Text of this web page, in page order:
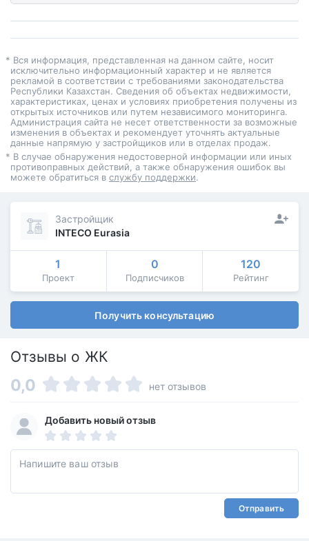
* Вся информация, представленная на данном сайте, носит
исключительно информационный характер и не является
рекламой в соответствии с требованиями законодательства
Республики Казахстан. Сведения об объектах недвижимости,
характеристиках, ценах и условиях приобретения получены из
открытых источников или путем независимого мониторинга.
Администрация сайта не несет ответственности за возможные
изменения в объектах и рекомендует уточнять актуальные
данные напрямую у застройщиков или в отделах продаж.
* В случае обнаружения недостоверной информации или иных
противоправных действий, а также обнаружения ошибок вы
можете обратиться в службу поддержки.
Застройщик
INTECO Eurasia
1
Проект
0
Подписчиков
120
Рейтинг
Получить консультацию
Отзывы о ЖК
0,0 нет отзывов
Добавить новый отзыв
Отправить